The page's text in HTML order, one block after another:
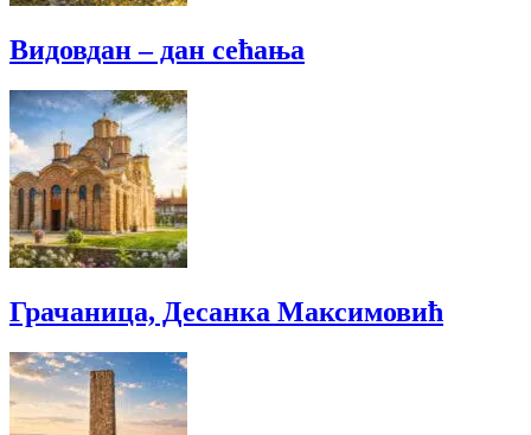
Видовдан – дан сећања
Грачаница, Десанка Максимовић